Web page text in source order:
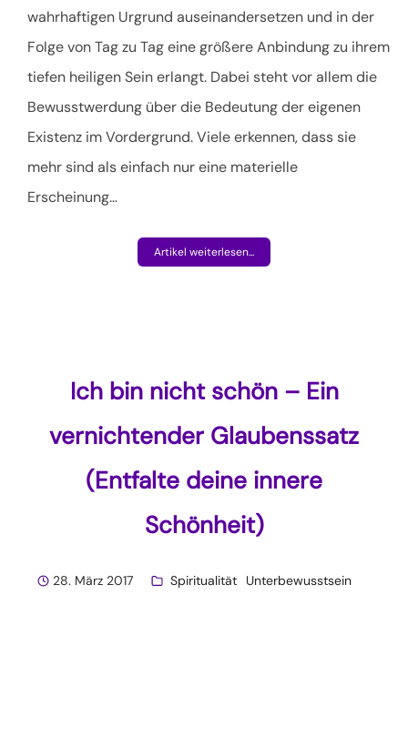
wahrhaftigen Urgrund auseinandersetzen und in der
Folge von Tag zu Tag eine größere Anbindung zu ihrem
tiefen heiligen Sein erlangt. Dabei steht vor allem die
Bewusstwerdung über die Bedeutung der eigenen
Existenz im Vordergrund. Viele erkennen, dass sie
mehr sind als einfach nur eine materielle
Erscheinung…
Artikel weiterlesen...
Ich bin nicht schön – Ein
vernichtender Glaubenssatz
(Entfalte deine innere
Schönheit)
28. März 2017 Spiritualität Unterbewusstsein